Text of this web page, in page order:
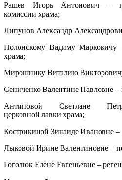
Рашев Игорь Антонович –
комиссии храма;
Липунов Александр
Полонскому Вадиму Марковичу
храма;
Мирошнику Виталию
Сениченко Валентине Павловне –
Антиповой Светлане
церковной лавки храма;
Кострикиной Зинаиде Ивановне –
Лыковой Ирине Валентиновне –
Гоголюк Елене Евгеньевне –